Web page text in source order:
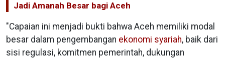
Jadi Amanah Besar bagi Aceh
"Capaian ini menjadi bukti bahwa Aceh memiliki modal
besar dalam pengembangan ekonomi syariah, baik dari
sisi regulasi, komitmen pemerintah, dukungan